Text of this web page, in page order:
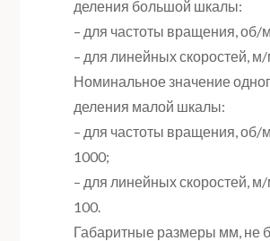
деления большой шкалы:
– для частоты вращения, об/
– для линейных скоростей,
Номинальное значение
деления малой шкалы:
– для частоты вращения, об/
1000;
– для линейных скоростей,
100.
Габаритные размеры мм, не